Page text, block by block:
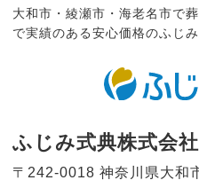
大和市・綾瀬市・海老名市で
で実績のある安心価格のふじ
ふじみ式典株式会社
〒242-0018 神奈川県大和